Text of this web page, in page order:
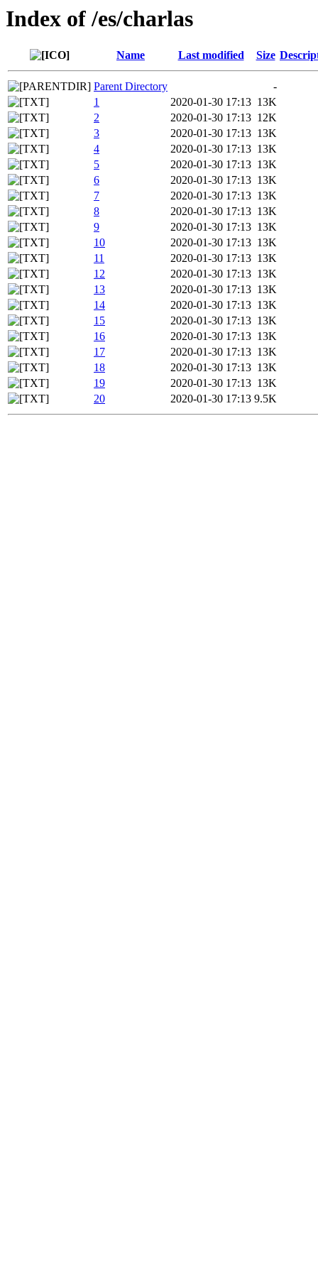
Index of /es/charlas
Name Last modified Size
Parent Directory
-
1
2020-01-30 17:13 13K
2
2020-01-30 17:13 12K
3
2020-01-30 17:13 13K
4
2020-01-30 17:13 13K
5
2020-01-30 17:13 13K
6
2020-01-30 17:13 13K
7
2020-01-30 17:13 13K
8
2020-01-30 17:13 13K
9
2020-01-30 17:13 13K
10
2020-01-30 17:13 13K
11
2020-01-30 17:13 13K
12
2020-01-30 17:13 13K
13
2020-01-30 17:13 13K
14
2020-01-30 17:13 13K
15
2020-01-30 17:13 13K
16
2020-01-30 17:13 13K
17
2020-01-30 17:13 13K
18
2020-01-30 17:13 13K
19
2020-01-30 17:13 13K
20
2020-01-30 17:13 9.5K